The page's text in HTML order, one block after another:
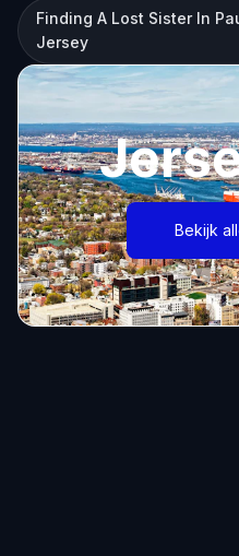
Finding A Lost Sister In
Jersey
Bekijk